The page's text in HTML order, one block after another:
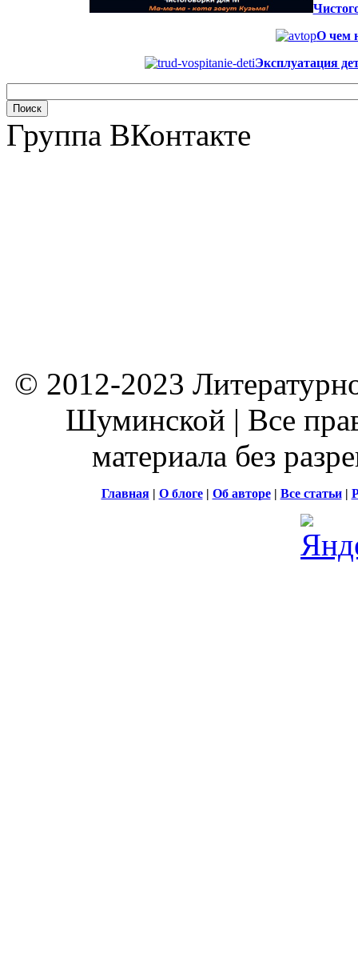
О чем
Эксплуатация
Группа ВКонтакте
© 2012-2023
Шуминской | Все
материала без
Главная| О блоге| Об авторе| Все статьи|